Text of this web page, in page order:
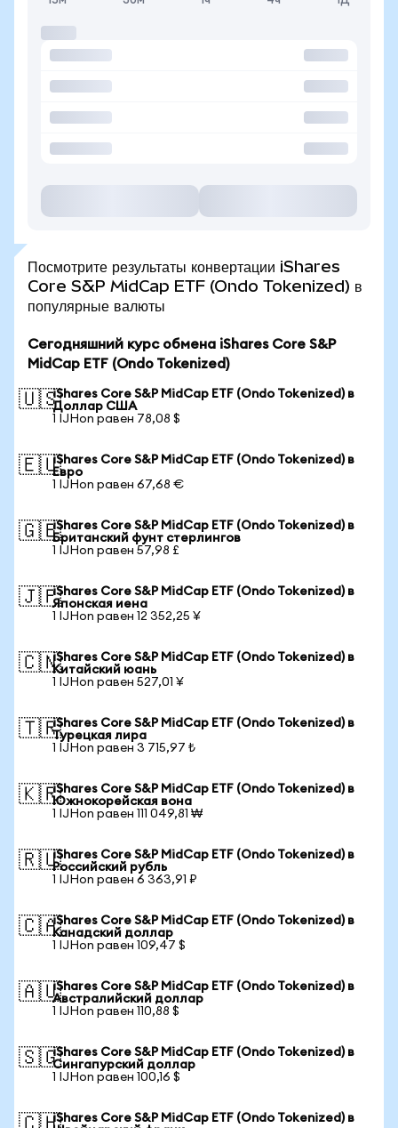
Посмотрите результаты конвертации iShares
Core S&P MidCap ETF (Ondo Tokenized) в
популярные валюты
Сегодняшний курс обмена iShares Core S&P
MidCap ETF (Ondo Tokenized)
🇺🇸iShares Core S&P MidCap ETF (Ondo Tokenized) в
Доллар США
1 IJHon равен 78,08 $
🇪🇺iShares Core S&P MidCap ETF (Ondo Tokenized) в
Евро
1 IJHon равен 67,68 €
🇬🇧iShares Core S&P MidCap ETF (Ondo Tokenized) в
Британский фунт стерлингов
1 IJHon равен 57,98 £
🇯🇵iShares Core S&P MidCap ETF (Ondo Tokenized) в
Японская иена
1 IJHon равен 12 352,25 ¥
🇨🇳iShares Core S&P MidCap ETF (Ondo Tokenized) в
Китайский юань
1 IJHon равен 527,01 ¥
🇹🇷iShares Core S&P MidCap ETF (Ondo Tokenized) в
Турецкая лира
1 IJHon равен 3 715,97 ₺
🇰🇷iShares Core S&P MidCap ETF (Ondo Tokenized) в
Южнокорейская вона
1 IJHon равен 111 049,81 ₩
🇷🇺iShares Core S&P MidCap ETF (Ondo Tokenized) в
Российский рубль
1 IJHon равен 6 363,91 ₽
🇨🇦iShares Core S&P MidCap ETF (Ondo Tokenized) в
Канадский доллар
1 IJHon равен 109,47 $
🇦🇺iShares Core S&P MidCap ETF (Ondo Tokenized) в
Австралийский доллар
1 IJHon равен 110,88 $
🇸🇬iShares Core S&P MidCap ETF (Ondo Tokenized) в
Сингапурский доллар
1 IJHon равен 100,16 $
iShares Core S&P MidCap ETF (Ondo Tokenized) в